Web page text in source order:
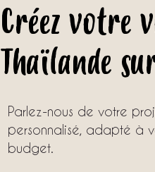
Créez votre
Thaïlande
Parlez-nous de votre
personnalisé, adapté à
budget.